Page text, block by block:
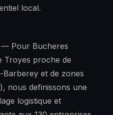
local.
— Pour Bucheres
Troyes proche de
et de zones
nous definissons une
logistique et